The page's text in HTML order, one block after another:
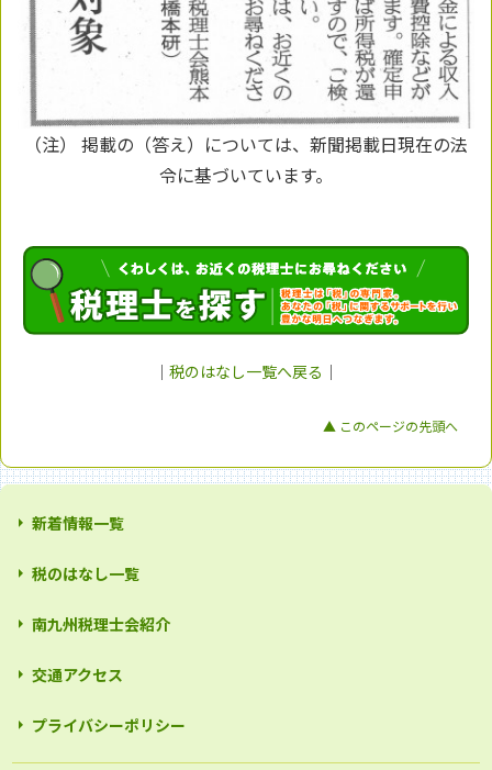
（注） 掲載の（答え）については、新聞掲載日現在の法
令に基づいています。
｜ 税のはなし一覧へ戻る ｜
▲ このページの先頭へ
新着情報一覧
税のはなし一覧
南九州税理士会紹介
交通アクセス
プライバシーポリシー